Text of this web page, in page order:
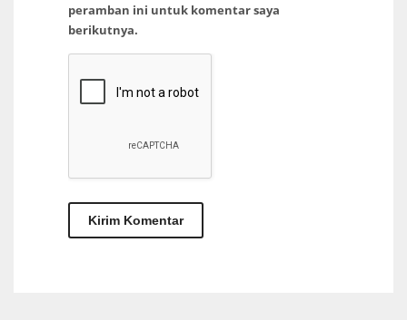
peramban ini untuk komentar saya
berikutnya.